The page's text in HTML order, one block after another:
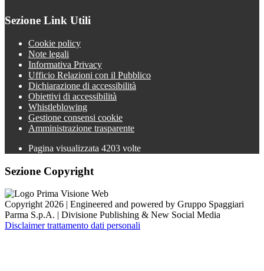
Sezione Link Utili
Cookie policy
Note legali
Informativa Privacy
Ufficio Relazioni con il Pubblico
Dichiarazione di accessibilità
Obiettivi di accessibilità
Whistleblowing
Gestione consensi cookie
Amministrazione trasparente
Pagina visualizzata 4203 volte
Sezione Copyright
Copyright 2026 | Engineered and powered by Gruppo Spaggiari
Parma S.p.A. | Divisione Publishing & New Social Media
Disclaimer trattamento dati personali